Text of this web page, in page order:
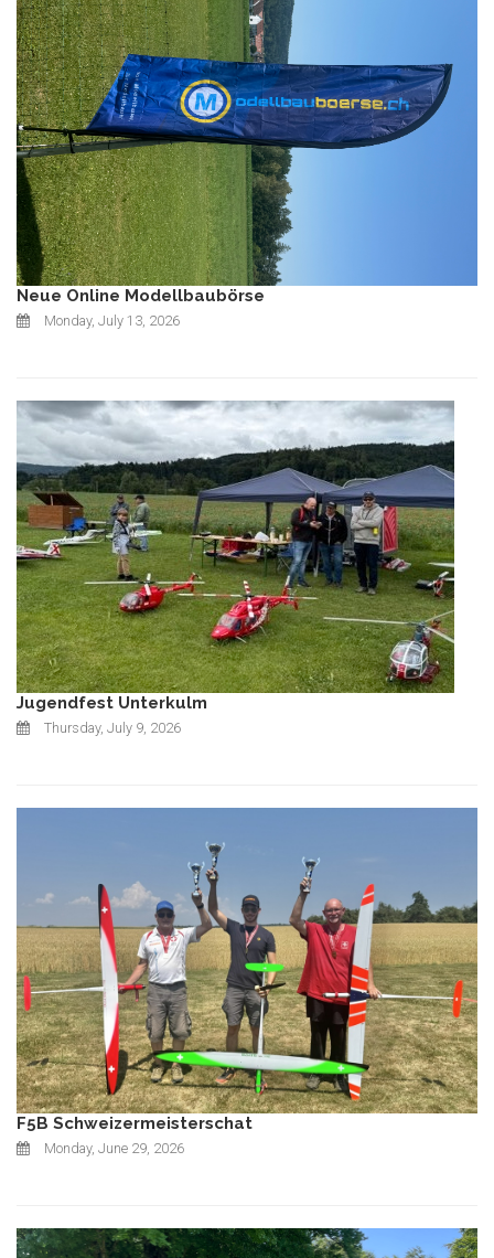
Neue Online Modellbaubörse
Monday, July 13, 2026
Jugendfest Unterkulm
Thursday, July 9, 2026
F5B Schweizermeisterschat
Monday, June 29, 2026